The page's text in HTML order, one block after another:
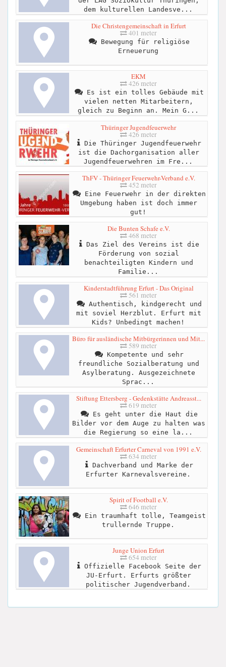
dem kulturellen Landesve...
Die Christengemeinschaft in Erfurt
401 meter
Bewegung für religiöse
Erneuerung
EKM
426 meter
Es ist ein tolles Gebäude mit
vielen netten Mitarbeitern,
gleich zu Beginn an. Mein G...
Thüringer Jugendfeuerwehr
426 meter
Die Thüringer Jugendfeuerwehr
ist die Dachorganisation aller
Jugendfeuerwehren im Fre...
ThFV - Thüringer Feuerwehr-Verband e.V.
452 meter
Eine Feuerwehr in der direkten
Umgebung haben ist doch immer
gut!
Die Bunten Schafe e.V.
468 meter
Das Ziel des Vereins ist die
Förderung von sozial
benachteiligten Kindern und
Familie...
Kinderstadtführung Erfurt - Das Original
561 meter
Authentisch, kindgerecht und
mit soviel Herzblut. Erfurt mit
Kids? Unbedingt machen!
Büro für ausländische Mitbürgerinnen und Mit...
589 meter
Kompetente und sehr
freundliche Sozialberatung und
Asylberatung. Ausgezeichnete
Sprac...
Stiftung Ettersberg - Gedenkstätte Andreasst...
619 meter
Es geht unter die Haut die
Bilder vor dem Auge zu halten was
die Regierung so eine la...
Gemeinschaft Erfurter Carneval von 1991 e.V.
634 meter
Dachverband und Marke der
Erfurter Karnevalsvereine.
Spirit of Football e.V.
646 meter
Ein traumhaft tolle, Teamgeist
trullernde Truppe.
Junge Union Erfurt
654 meter
Offizielle Facebook Seite der
JU-Erfurt. Erfurts größter
politischer Jugendverband.